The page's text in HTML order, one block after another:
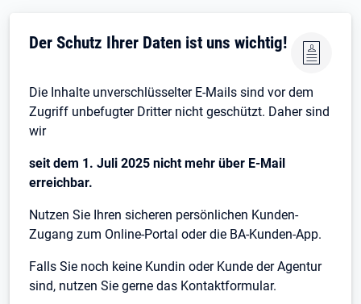
Öffnet in neuem Tab
Der Schutz Ihrer Daten ist uns wichtig!
Die Inhalte unverschlüsselter E-Mails sind vor dem
Zugriff unbefugter Dritter nicht geschützt. Daher sind
wir
seit dem 1. Juli 2025 nicht mehr über E-Mail
erreichbar.
Nutzen Sie Ihren sicheren persönlichen Kunden-
Zugang zum Online-Portal oder die BA-Kunden-App.
Falls Sie noch keine Kundin oder Kunde der Agentur
sind, nutzen Sie gerne das Kontaktformular.